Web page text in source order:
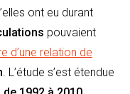
ont eu durant
pouvaient
d’une relation de
. L’étude s’est étendue